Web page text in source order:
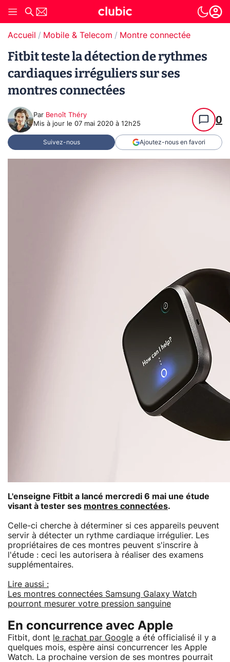
Accueil Mobile & Telecom Montre connectée
Fitbit teste la détection de rythmes
cardiaques irréguliers sur ses
montres connectées
Par Benoît Théry
Mis à jour le 07 mai 2020 à 12h25 0
Suivez-nous Ajoutez-nous en favori
L'enseigne Fitbit a lancé mercredi 6 mai une étude
visant à tester ses montres connectées.
Celle-ci cherche à déterminer si ces appareils peuvent
servir à détecter un rythme cardiaque irrégulier. Les
propriétaires de ces montres peuvent s'inscrire à
l'étude : ceci les autorisera à réaliser des examens
supplémentaires.
Lire aussi :
Les montres connectées Samsung Galaxy Watch
pourront mesurer votre pression sanguine
En concurrence avec Apple
Fitbit, dont le rachat par Google a été officialisé il y a
quelques mois, espère ainsi concurrencer les Apple
Watch. La prochaine version de ses montres pourrait